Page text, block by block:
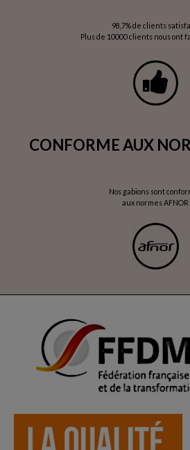
98,7% de clients
Plus de 10000 clients nous ont
CONFORME AUX
Nos gabions sont
aux normes AFNOR